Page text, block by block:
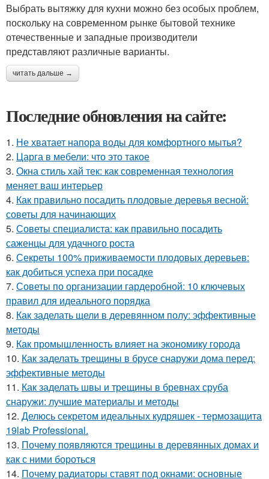
Выбрать вытяжку для кухни можно без особых проблем,
поскольку на современном рынке бытовой технике
отечественные и западные производители
представляют различные варианты.
читать дальше →
Последние обновления на сайте:
1. Не хватает напора воды для комфортного мытья?
2. Царга в мебели: что это такое
3. Окна стиль хай тек: как современная технология
меняет ваш интерьер
4. Как правильно посадить плодовые деревья весной:
советы для начинающих
5. Советы специалиста: как правильно посадить
саженцы для удачного роста
6. Секреты 100% приживаемости плодовых деревьев:
как добиться успеха при посадке
7. Советы по организации гардеробной: 10 ключевых
правил для идеального порядка
8. Как заделать щели в деревянном полу: эффективные
методы
9. Как промышленность влияет на экономику города
10. Как заделать трещины в брусе снаружи дома перед:
эффективные методы
11. Как заделать швы и трещины в бревнах сруба
снаружи: лучшие материалы и методы
12. Делюсь секретом идеальных кудряшек - термозащита
19lab Professional.
13. Почему появляются трещины в деревянных домах и
как с ними бороться
14. Почему радиаторы ставят под окнами: основные